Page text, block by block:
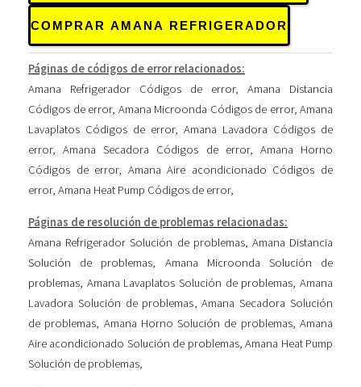
COMPRAR AMANA REFRIGERADOR
Páginas de códigos de error relacionados:
Amana Refrigerador Códigos de error, Amana Distancia
Códigos de error, Amana Microonda Códigos de error, Amana
Lavaplatos Códigos de error, Amana Lavadora Códigos de
error,Amana Secadora Códigos de error, Amana Horno
Códigos de error, Amana Aire acondicionado Códigos de
error, Amana Heat Pump Códigos de error,
Páginas de resolución de problemas relacionadas:
Amana Refrigerador Solución de problemas, Amana Distancia
Solución de problemas
Amana Microonda Solución de
problemas Amana Lavaplatos Solución de problemas ,Amana
Lavadora Solución de problemas ,Amana Secadora Solución
de problemas Amana Horno Solución de problemas,Amana
Aire acondicionado Solución de problemas,Amana Heat Pump
Solución de problemas